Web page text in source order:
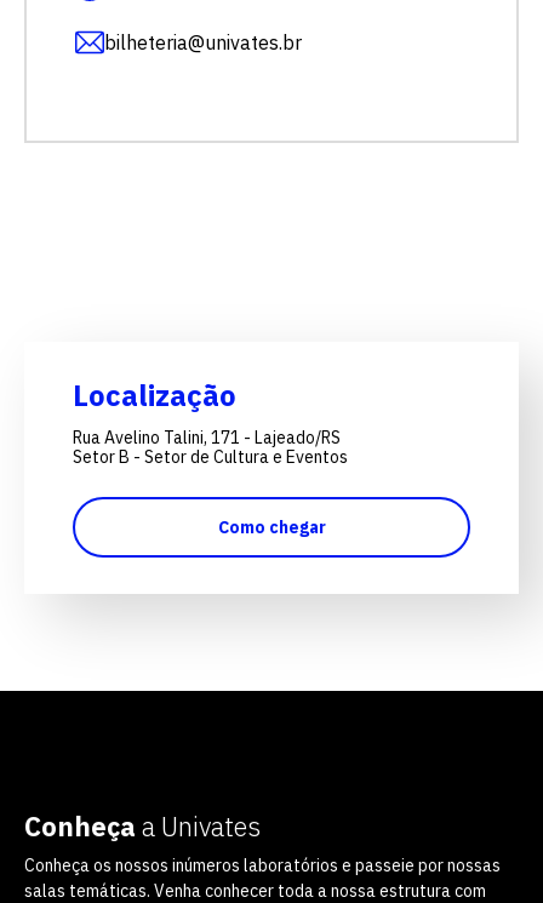
bilheteria@univates.br
Localização
Rua Avelino Talini, 171 - Lajeado/RS
Setor B - Setor de Cultura e Eventos
Como chegar
Conheça a Univates
Conheça os nossos inúmeros laboratórios e passeie por nossas
salas temáticas. Venha conhecer toda a nossa estrutura com
Escolha a vaga que você
quer concorrer:
vagas para início de curso
vagas a partir do 2º ano de curso